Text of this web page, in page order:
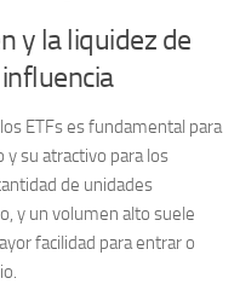
y la liquidez de
ETFs es fundamental para
su atractivo para los
de unidades
y un volumen alto suele
facilidad para entrar o